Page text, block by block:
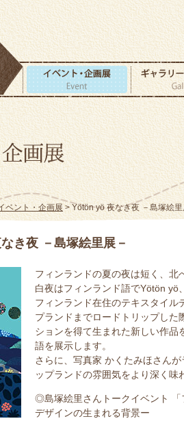
ベント・企画展> Yötön yö 夜なき夜 －島塚絵
き夜 －島塚絵里展－
フィンランドの夏の夜は短く、北
白夜はフィンランド語でYötön yö
フィンランド在住のテキスタイ
プランドまでロードトリップし
ションを得て生まれた新しい作
語を展示します。
さらに、写真家 かくたみほさん
ップランドの雰囲気をより深く味
◎島塚絵里さんトークイベント 「
デザインの生まれる背景ー